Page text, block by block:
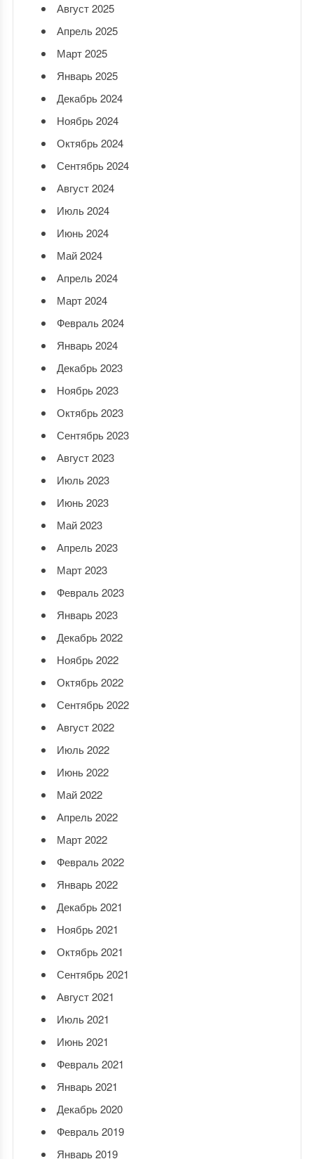
Август 2025
Апрель 2025
Март 2025
Январь 2025
Декабрь 2024
Ноябрь 2024
Октябрь 2024
Сентябрь 2024
Август 2024
Июль 2024
Июнь 2024
Май 2024
Апрель 2024
Март 2024
Февраль 2024
Январь 2024
Декабрь 2023
Ноябрь 2023
Октябрь 2023
Сентябрь 2023
Август 2023
Июль 2023
Июнь 2023
Май 2023
Апрель 2023
Март 2023
Февраль 2023
Январь 2023
Декабрь 2022
Ноябрь 2022
Октябрь 2022
Сентябрь 2022
Август 2022
Июль 2022
Июнь 2022
Май 2022
Апрель 2022
Март 2022
Февраль 2022
Январь 2022
Декабрь 2021
Ноябрь 2021
Октябрь 2021
Сентябрь 2021
Август 2021
Июль 2021
Июнь 2021
Февраль 2021
Январь 2021
Декабрь 2020
Февраль 2019
Январь 2019